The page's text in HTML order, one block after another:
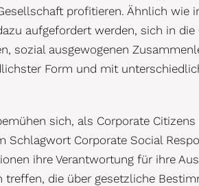
profitieren. Ähnlich wie
aufgefordert werden, sich in
sozial ausgewogenen
Form und mit
sich, als Corporate
Schlagwort Corporate Social
ihre Verantwortung für ihre
treffen, die über gesetzliche